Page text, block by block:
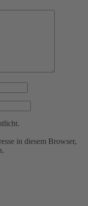
in diesem Browser,